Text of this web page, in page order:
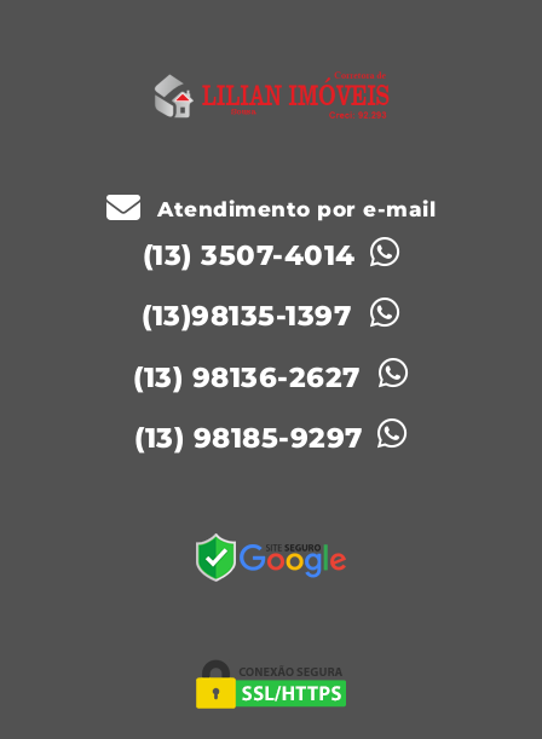
Atendimento por e-mail
(13) 3507-4014
(13)98135-1397
(13) 98136-2627
(13) 98185-9297